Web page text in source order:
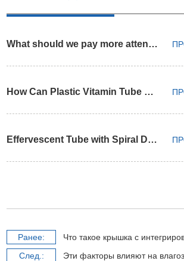
What should we pay more attention on choosing plastic pharma bottle
How Can Plastic Vitamin Tube Keep Dry Environment
Effervescent Tube with Spiral Desiccant Cap
Pанее:
Что такое крышка с
Cлед.:
Эти факторы влияют на влагозащитные